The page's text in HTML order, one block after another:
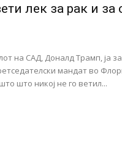
лек за рак и за
на САД, Доналд Трамп, ја
мандат во
што никој не го ветил...